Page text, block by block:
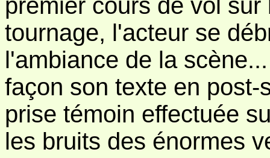
premier cours de vol
tournage, l'acteur se
l'ambiance de la
façon son texte en
prise témoin effectuée
les bruits des énormes